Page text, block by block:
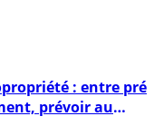
: entre pré